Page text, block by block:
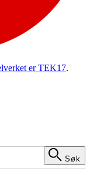
er TEK17.
Søk